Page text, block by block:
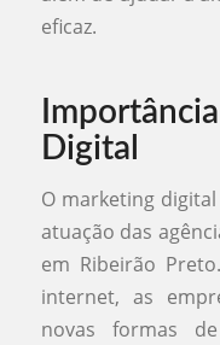
eficaz.
Digital
O marketing
atuação das
em Ribeirão
internet, as
novas formas